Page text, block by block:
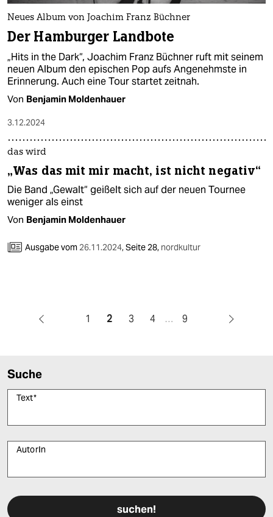
Neues Album von Joachim Franz Büchner
Der Hamburger Landbote
„Hits in the Dark“, Joachim Franz Büchner ruft mit seinem
neuen Album den epischen Pop aufs Angenehmste in
Erinnerung. Auch eine Tour startet zeitnah.
Von Benjamin Moldenhauer
3.12.2024
das wird
„Was das mit mir macht, ist nicht negativ“
Die Band „Gewalt“ geißelt sich auf der neuen Tournee
weniger als einst
Von Benjamin Moldenhauer
Ausgabe vom 26.11.2024,Seite 28, nordkultur
1 2 3 4 … 9
Suche
Text*
AutorIn